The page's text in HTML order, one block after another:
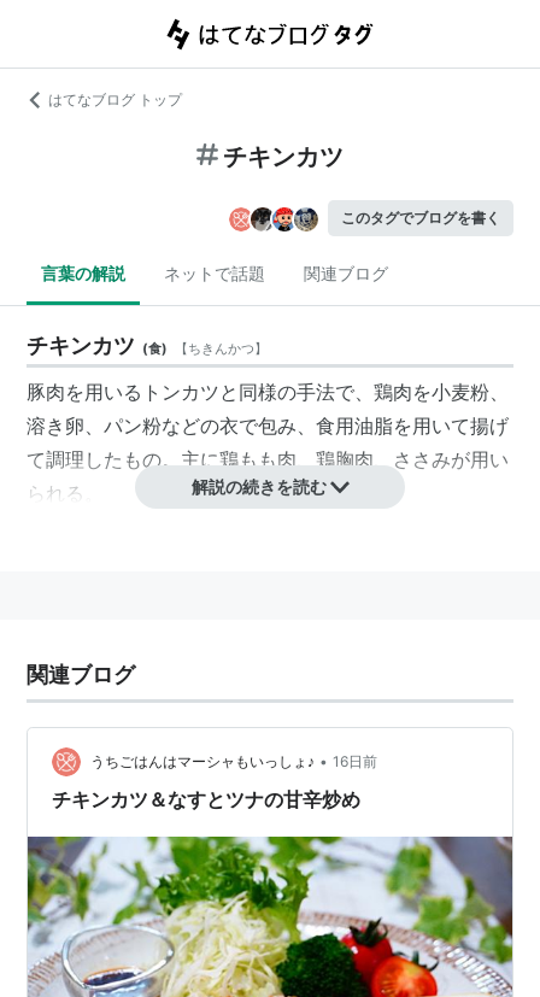
はてなブログ トップ
チキンカツ
このタグでブログを書く
言葉の解説 ネットで話題 関連ブログ
チキンカツ (食) 【ちきんかつ】
豚肉を用いるトンカツと同様の手法で、鶏肉を小麦粉、
溶き卵、パン粉などの衣で包み、食用油脂を用いて揚げ
て調理したもの。主に鶏もも肉、鶏胸肉、ささみが用い
られる。
解説の続きを読む
関連ブログ
うちごはんはマーシャもいっしょ♪ • 16日前
チキンカツ＆なすとツナの甘辛炒め